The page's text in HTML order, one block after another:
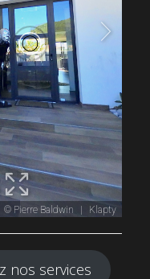
nos services